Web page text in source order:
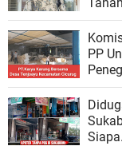
Tanah
PP